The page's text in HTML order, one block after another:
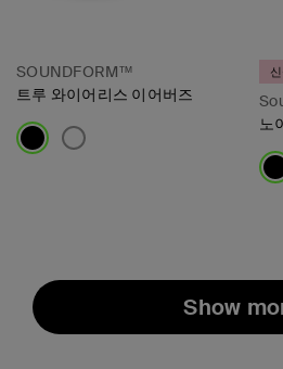
SOUNDFORM™
트루 와이어리스 이어버즈
노
Show